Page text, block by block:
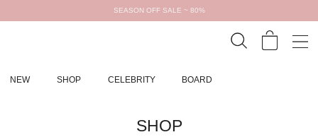
SEASON OFF SALE ~ 80%
NEW SHOP CELEBRITY BOARD
SHOP